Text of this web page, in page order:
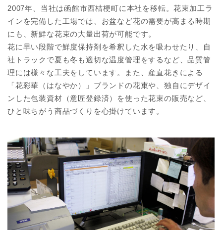
2007年、当社は函館市西桔梗町に本社を移転。花束加工ラ
インを完備した工場では、お盆など花の需要が高まる時期
にも、新鮮な花束の大量出荷が可能です。
花に早い段階で鮮度保持剤を希釈した水を吸わせたり、自
社トラックで夏も冬も適切な温度管理をするなど、品質管
理には様々な工夫をしています。また、産直花きによる
「花彩華（はなやか）」ブランドの花束や、独自にデザイ
ンした包装資材（意匠登録済）を使った花束の販売など、
ひと味ちがう商品づくりを心掛けています。